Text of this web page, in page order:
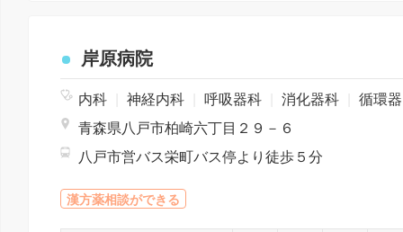
岸原病院
内科 神経内科 呼吸器科 消化器科
循環器科
青森県八戸市柏崎六丁目２９－６
八戸市営バス栄町バス停より徒歩５分
漢方薬相談ができる